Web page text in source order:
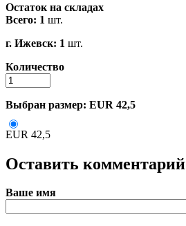
Остаток на складах
Всего: 1 шт.
г. Ижевск: 1 шт.
Количество
Выбран размер: EUR 42,5
EUR 42,5
Оставить комментарий
Ваше имя